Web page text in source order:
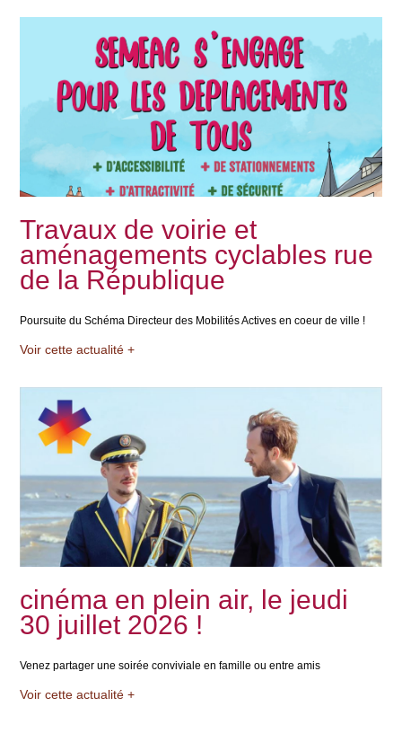
Travaux de voirie et
aménagements cyclables rue
de la République
Poursuite du Schéma Directeur des Mobilités Actives en coeur de ville !
Voir cette actualité +
cinéma en plein air, le jeudi
30 juillet 2026 !
Venez partager une soirée conviviale en famille ou entre amis
Voir cette actualité +